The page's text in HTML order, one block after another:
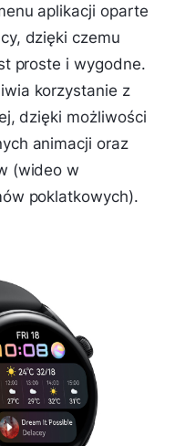
aplikacji oparte
dzięki czemu
proste i wygodne.
korzystanie z
dzięki możliwości
animacji oraz
(wideo w
poklatkowych).